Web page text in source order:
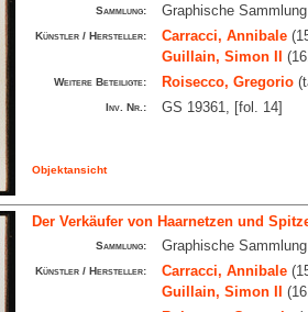
Sammlung: Graphische Sammlung
Künstler / Hersteller: Carracci, Annibale
Guillain, Simon II
Weitere Beteiligte: Roisecco, Gregorio
Inv. Nr.: GS 19361, [fol. 14]
Objektansicht
Der Verkäufer von Haarnetzen und
Sammlung: Graphische Sammlung
Künstler / Hersteller: Carracci, Annibale
Guillain, Simon II